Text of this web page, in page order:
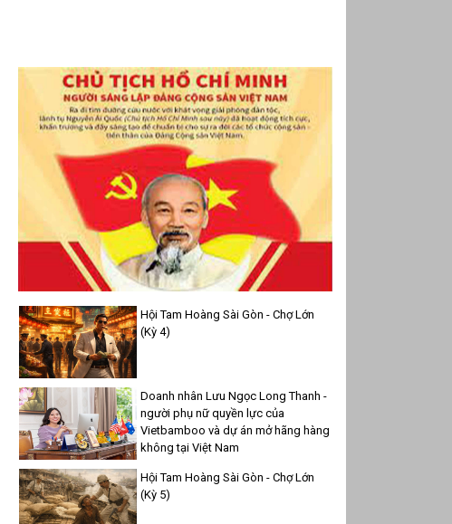
Hội Tam Hoàng Sài Gòn - Chợ Lớn
(Kỳ 4)
Doanh nhân Lưu Ngọc Long Thanh -
người phụ nữ quyền lực của
Vietbamboo và dự án mở hãng hàng
không tại Việt Nam
Hội Tam Hoàng Sài Gòn - Chợ Lớn
(Kỳ 5)